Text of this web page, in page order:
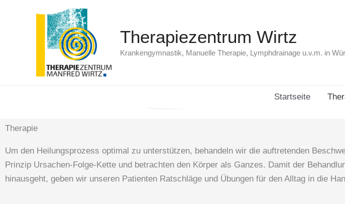
Therapiezentrum Wirtz
Krankengymnastik, Manuelle Therapie, Lymphdrainage u.v.m. in
Startseite
Therapie
Um den Heilungsprozess optimal zu unterstützen, behandeln wir die auftretenden
Prinzip Ursachen-Folge-Kette und betrachten den Körper als Ganzes. Damit der
hinausgeht, geben wir unseren Patienten Ratschläge und Übungen für den Alltag in die